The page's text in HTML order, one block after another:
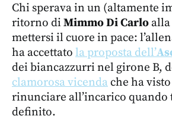
Chi sperava in un (altamente
ritorno di Mimmo Di Carlo alla
mettersi il cuore in pace:
ha accettato la proposta dell’
dei biancazzurri nel girone B,
clamorosa vicendache ha
rinunciare all’incarico quando
definito.